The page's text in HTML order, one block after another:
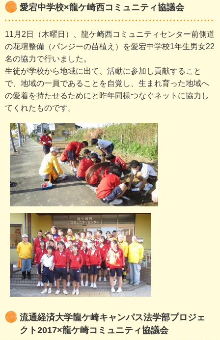
愛宕中学校×龍ケ崎西コミュニティ協議会
11月2日（木曜日）、龍ケ崎西コミュニティセンター前側道
の花壇整備（パンジーの苗植え）を愛宕中学校1年生男女22
名の協力で行いました。
生徒が学校から地域に出て、活動に参加し貢献すること
で、地域の一員であることを自覚し、生まれ育った地域へ
の愛着を持たせるためにと昨年同様つなぐネットに協力し
てくれたものです。
流通経済大学龍ケ崎キャンパス法学部プロジェ
クト2017×龍ケ崎コミュニティ協議会